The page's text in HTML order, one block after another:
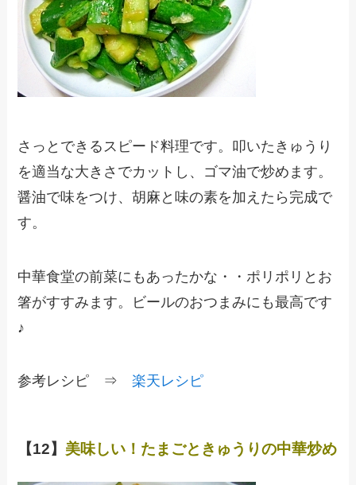
さっとできるスピード料理です。叩いたきゅうり
を適当な大きさでカットし、ゴマ油で炒めます。
醤油で味をつけ、胡麻と味の素を加えたら完成で
す。
中華食堂の前菜にもあったかな・・ポリポリとお
箸がすすみます。ビールのおつまみにも最高です
♪
参考レシピ ⇒楽天レシピ
【12】 美味しい！たまごときゅうりの中華炒め